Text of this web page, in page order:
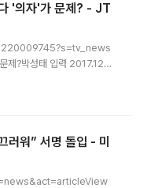
'의자'가 문제? - JT
제?박성태 입력 2017.12.1
행하도록 하겠습니다. 마
에 있었던 일을 보면 민주
렸습니다. 지난 14일 홍준
러워” 서명 돌입 - 미